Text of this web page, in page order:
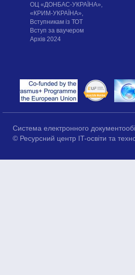
ОЦ «ДОНБАС-УКРАЇНА»,
«КРИМ-УКРАЇНА»,
Вступникам із ТОТ
Вступ за ваучером
Архів 2024
Система електронного
© Ресурсний центр IT-освіти та